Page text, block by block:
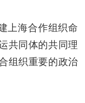
海合作组织命
共同体的共同理
组织重要的政治